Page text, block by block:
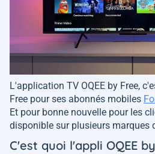
L'application TV OQEE by Free,
Free pour ses abonnés mobiles
Et pour bonne nouvelle pour les
disponible sur plusieurs marques
C'est quoi l'appli OQEE